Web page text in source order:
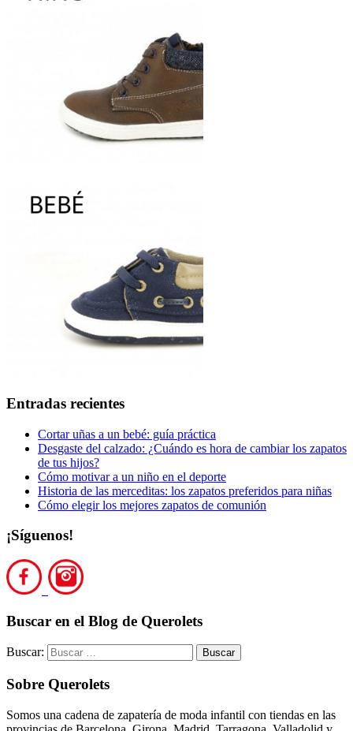
Entradas recientes
Cortar uñas a un bebé: guía práctica
Desgaste del calzado: ¿Cuándo es hora de cambiar los zapatos
de tus hijos?
Cómo motivar a un niño en el deporte
Historia de las merceditas: los zapatos preferidos para niñas
Cómo elegir los mejores zapatos de comunión
¡Síguenos!
Buscar en el Blog de Querolets
Buscar:
Sobre Querolets
Somos una cadena de zapatería de moda infantil con tiendas en las